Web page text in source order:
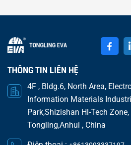
THÔNG TIN LIÊN HỆ
4F , Bldg.6, North Area,
Information Materials
Park,Shizishan Hl-Tech
Tongling,Anhui , China